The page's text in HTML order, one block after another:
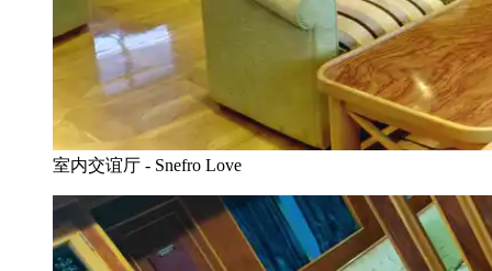
室内交谊厅 - Snefro Love